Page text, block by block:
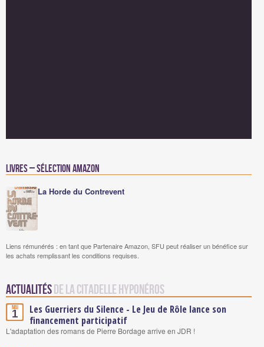
Livres – Sélection Amazon
La Horde du Contrevent
Liens rémunérés : en tant que Partenaire Amazon, SFU peut réaliser un bénéfice sur
les achats remplissant les conditions requises.
Actualitésde La Citadelle Hyponéros
Mai
1
Les Guerriers du Silence - Le Jeu de Rôle lance son
financement participatif
L'adaptation des romans de Pierre Bordage arrive en JDR !